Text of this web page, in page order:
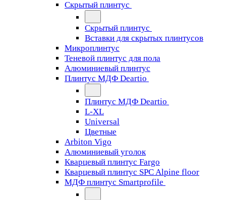
Скрытый плинтус
Скрытый плинтус
Вставки для скрытых плинтусов
Микроплинтус
Теневой плинтус для пола
Алюминиевый плинтус
Плинтус МДФ Deartio
Плинтус МДФ Deartio
L-XL
Universal
Цветные
Arbiton Vigo
Алюминиевый уголок
Кварцевый плинтус Fargo
Кварцевый плинтус SPC Alpine floor
МДФ плинтус Smartprofile